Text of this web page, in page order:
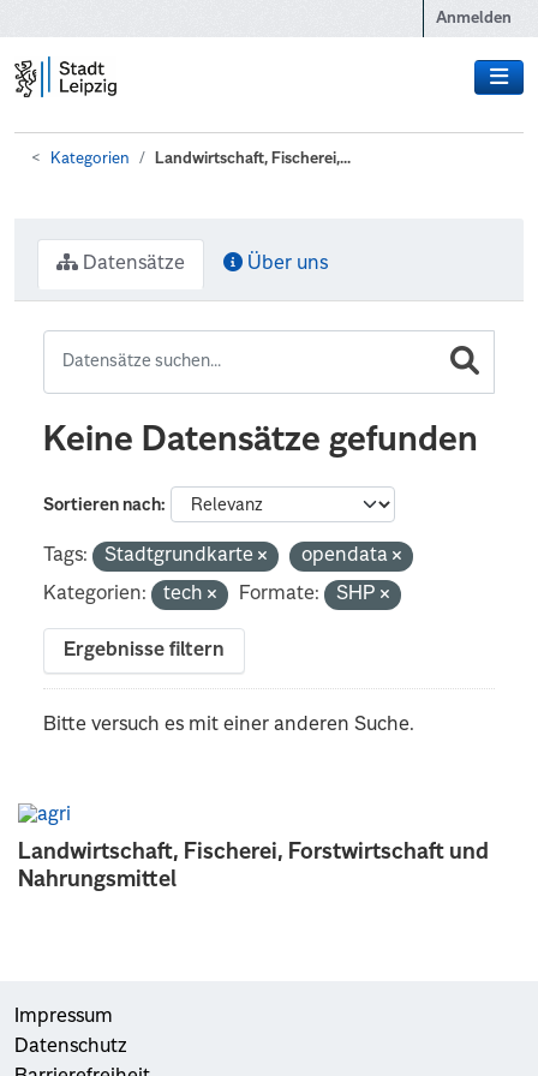
Anmelden
Kategorien Landwirtschaft, Fischerei,...
Landwirtschaft, Fischerei, Forstwirtschaft und
Nahrungsmittel
Datensätze Über uns
Keine Datensätze gefunden
Sortieren nach
Tags: Stadtgrundkarte
opendata
Kategorien:
tech Formate: SHP
Ergebnisse filtern
Bitte versuch es mit einer anderen Suche.
Impressum
Datenschutz